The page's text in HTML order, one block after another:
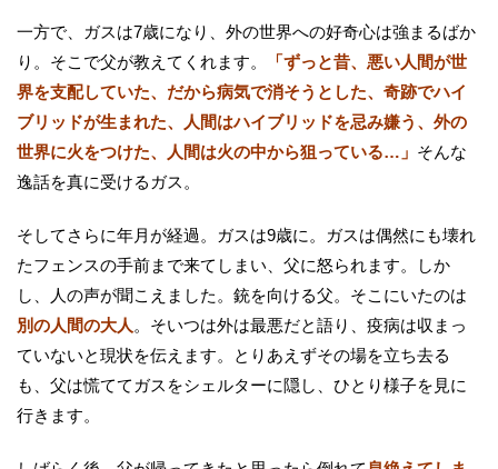
一方で、ガスは7歳になり、外の世界への好奇心は強まるばか
り。そこで父が教えてくれます。
「ずっと昔、悪い人間が世
界を支配していた、だから病気で消そうとした、奇跡でハイ
ブリッドが生まれた、人間はハイブリッドを忌み嫌う、外の
世界に火をつけた、人間は火の中から狙っている…」 そんな
逸話を真に受けるガス。
そしてさらに年月が経過。ガスは9歳に。ガスは偶然にも壊れ
たフェンスの手前まで来てしまい、父に怒られます。しか
し、人の声が聞こえました。銃を向ける父。そこにいたのは
別の人間の大人 。そいつは外は最悪だと語り、疫病は収まっ
ていないと現状を伝えます。とりあえずその場を立ち去る
も、父は慌ててガスをシェルターに隠し、ひとり様子を見に
行きます。